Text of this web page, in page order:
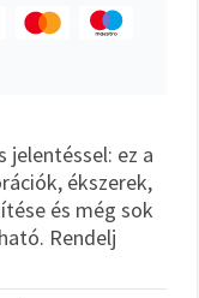
jelentéssel: ez a
ékszerek,
és még sok
Rendelj